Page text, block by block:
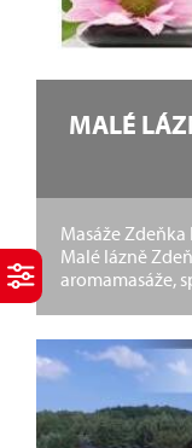
MALÉ
Masáže
Malé lázně
aromamasáže,